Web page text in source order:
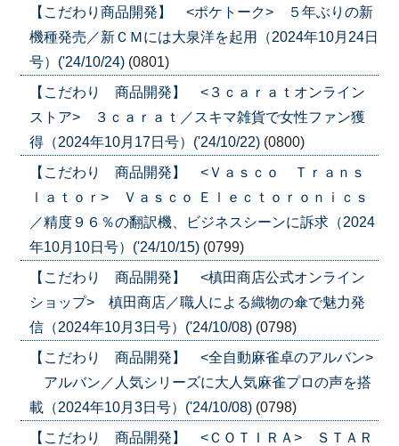
【こだわり商品開発】 <ポケトーク> ５年ぶりの新
機種発売／新ＣＭには大泉洋を起用（2024年10月24日
号）('24/10/24) (0801)
【こだわり 商品開発】 <３ｃａｒａｔオンライン
ストア> ３ｃａｒａｔ／スキマ雑貨で女性ファン獲
得（2024年10月17日号）('24/10/22) (0800)
【こだわり 商品開発】 <Ｖａｓｃｏ Ｔｒａｎｓ
ｌａｔｏｒ> Ｖａｓｃｏ Ｅｌｅｃｔｏｒｏｎｉｃｓ
／精度９６％の翻訳機、ビジネスシーンに訴求（2024
年10月10日号）('24/10/15) (0799)
【こだわり 商品開発】 <槙田商店公式オンライン
ショップ> 槙田商店／職人による織物の傘で魅力発
信（2024年10月3日号）('24/10/08) (0798)
【こだわり 商品開発】 <全自動麻雀卓のアルバン>
アルバン／人気シリーズに大人気麻雀プロの声を搭
載（2024年10月3日号）('24/10/08) (0798)
【こだわり 商品開発】 <ＣＯＴＩＲＡ> ＳＴＡＲ